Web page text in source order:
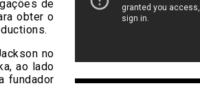
de
obter o
no
ao lado
fundador